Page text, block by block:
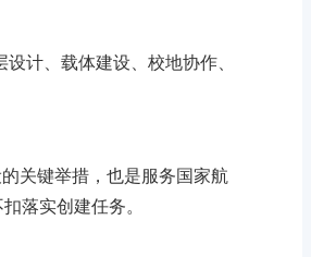
计、载体建设、校地协作、
关键举措，也是服务国家航
落实创建任务。